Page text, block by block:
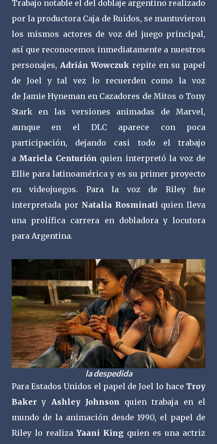
Trabajo notable el del doblaje argentino realizado
por la productora Caja de Ruidos, se mantuvieron
los mismos actores de voz del juego principal,
así que reconocemos inmediatamente a nuestros
personajes, Adrián Wowczuk repite en su papel
de Joel y tal vez lo recuerden como la voz
de Jamie Hyneman en Cazadores de Mitos o Tony
Stark en las versiones animadas de Marvel,
aunque en el DLC aparece con poca
participación, dejando casi todo el trabajo
a Mariela Centurión quien interpretó la voz de
Ellie para latinoamérica y es su primer proyecto
en videojuegos. Para la voz de Riley fue
interpretada por Natalia Rosminati quien lleva
una prolífica carrera en dobladora y locutora
para Argentina.
la despedida
Para Estados Unidos el papel de Joel lo hace Troy
Baker y Ashley Johnson quien trabaja en el
mundo de la animación desde 1990, el papel de
Riley lo realiza Yaani King quien es una actriz